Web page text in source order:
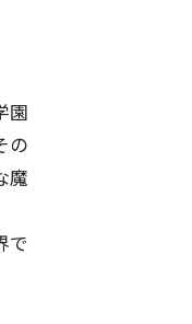
園
の
魔
で